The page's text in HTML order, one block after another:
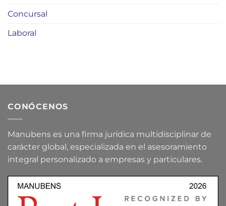
Concursal
Laboral
CONÓCENOS
Manubens es una firma jurídica multidisciplinar de
carácter global, especializada en el asesoramiento
integral personalizado a empresas y particulares.